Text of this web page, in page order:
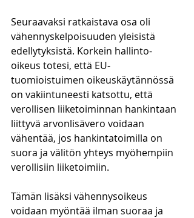
Seuraavaksi ratkaistava osa oli
vähennyskelpoisuuden yleisistä
edellytyksistä. Korkein hallinto-
oikeus totesi, että EU-
tuomioistuimen oikeuskäytännössä
on vakiintuneesti katsottu, että
verollisen liiketoiminnan hankintaan
liittyvä arvonlisävero voidaan
vähentää, jos hankintatoimilla on
suora ja välitön yhteys myöhempiin
verollisiin liiketoimiin.
Tämän lisäksi vähennysoikeus
voidaan myöntää ilman suoraa ja